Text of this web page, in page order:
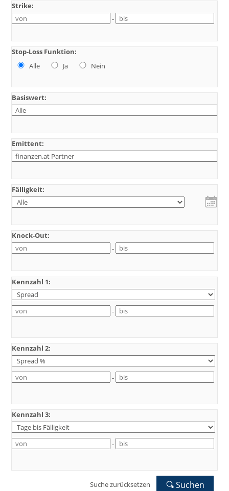
Strike:
-
Stop-Loss Funktion:
Alle
Ja Nein
Basiswert:
Emittent:
Fälligkeit:
Knock-Out:
-
Kennzahl 1:
-
Kennzahl 2:
-
Kennzahl 3:
-
Suchen
Suche zurücksetzen